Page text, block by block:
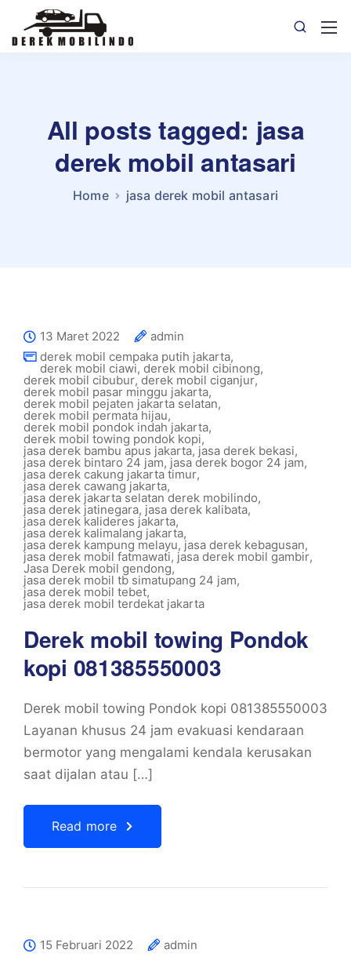
All posts tagged: jasa
derek mobil antasari
Home jasa derek mobil antasari
13 Maret 2022
admin
derek mobil cempaka putih jakarta,
derek mobil ciawi, derek mobil cibinong,
derek mobil cibubur,derek mobil ciganjur,
derek mobil pasar minggu jakarta,
derek mobil pejaten jakarta selatan,
derek mobil permata hijau,
derek mobil pondok indah jakarta,
derek mobil towing pondok kopi,
jasa derek bambu apus jakarta, jasa derek bekasi,
jasa derek bintaro 24 jam, jasa derek bogor 24 jam,
jasa derek cakung jakarta timur,
jasa derek cawang jakarta,
jasa derek jakarta selatan derek mobilindo,
jasa derek jatinegara, jasa derek kalibata,
jasa derek kalideres jakarta,
jasa derek kalimalang jakarta,
jasa derek kampung melayu, jasa derek kebagusan,
jasa derek mobil fatmawati, jasa derek mobil gambir,
Jasa Derek mobil gendong,
jasa derek mobil tb simatupang 24 jam,
jasa derek mobil tebet,
jasa derek mobil terdekat jakarta
Derek mobil towing Pondok
kopi 081385550003
Derek mobil towing Pondok kopi 081385550003
Layanan khusus 24 jam evakuasi kendaraan
bermotor yang mengalami kendala kerusakan
saat dijalan atau […]
Read more
15 Februari 2022
admin